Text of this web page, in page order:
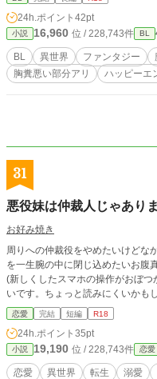
ています。 ※ムーンライトノベルズ様でも公
27に完結しました。 現在は本編9
ます。IFストーリーは最初に作成
つも書いた中から選んで投稿とい
います。 ■■■ R5.11.10にIFストー
れにて完結です。 誤字脱字や誤表現などの修正は時々行います。 ■■■ ──────
話』の内容を修正しました。
R5.10.20：『11〜15話』の内容
24h.ポイント 42pt
小説 16,960 位 / 228,743件 BL
BL 異世界 ファンタジー
胸糞悪い部分アリ
ハッピーエ
31
悪役妹は仲裁人じゃあり
お好み焼き
周りへの仲裁役をやめたいけどな
を一生腕の中に閉じ込めたいお腹
(新しくしたスマホの操作がおぼ
いです。ちょっと読みにくいかも
恋愛 完結 短編 R18
24h.ポイント 35pt
小説 19,190 位 / 228,743件 恋愛
恋愛 異世界 転生 溺愛